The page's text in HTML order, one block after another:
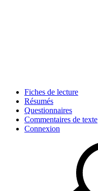
Fiches de lecture
Résumés
Questionnaires
Commentaires de texte
Connexion